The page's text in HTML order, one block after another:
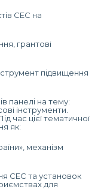
СЕС на
грантові
підвищення
панелі на тему:
інструменти.
час цієї тематичної
як:
механізм
СЕС та установок
для